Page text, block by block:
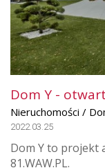
Dom Y -
Nieruchomości /
2022.03.25
Dom Y to projekt
81.WAW.PL.